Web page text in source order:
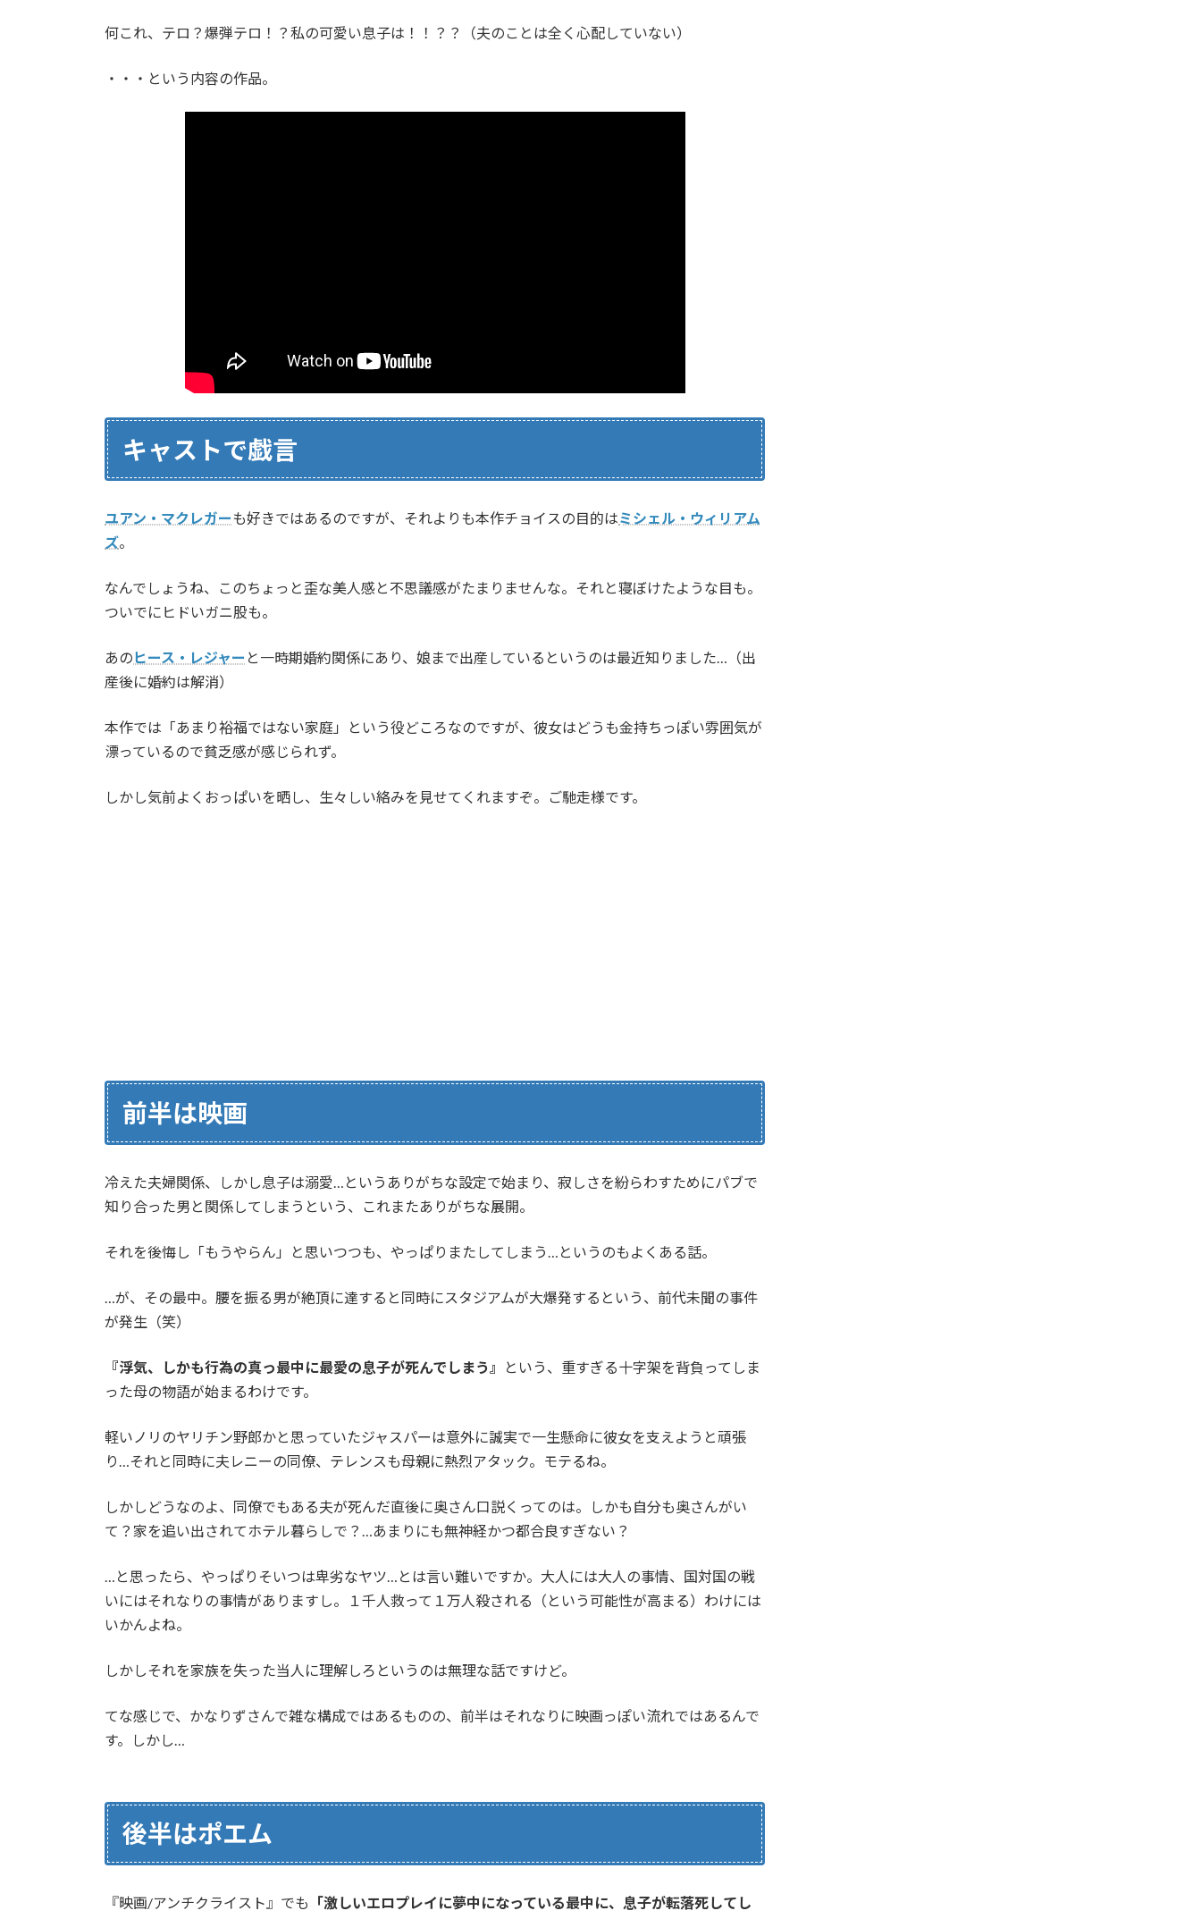
何これ、テロ？爆弾テロ！？私の可愛い息子は！！？？（夫のことは全く心配していない）
・・・という内容の作品。
キャストで戯言
ユアン・マクレガーも好きではあるのですが、それよりも本作チョイスの目的はミシェル・ウィリアム
ズ。
なんでしょうね、このちょっと歪な美人感と不思議感がたまりませんな。それと寝ぼけたような目も。
ついでにヒドいガニ股も。
あのヒース・レジャー と一時期婚約関係にあり、娘まで出産しているというのは最近知りました…（出
産後に婚約は解消）
本作では「あまり裕福ではない家庭」という役どころなのですが、彼女はどうも金持ちっぽい雰囲気が
漂っているので貧乏感が感じられず。
しかし気前よくおっぱいを晒し、生々しい絡みを見せてくれますぞ。ご馳走様です。
前半は映画
冷えた夫婦関係、しかし息子は溺愛…というありがちな設定で始まり、寂しさを紛らわすためにパブで
知り合った男と関係してしまうという、これまたありがちな展開。
それを後悔し「もうやらん」と思いつつも、やっぱりまたしてしまう…というのもよくある話。
…が、その最中。腰を振る男が絶頂に達すると同時にスタジアムが大爆発するという、前代未聞の事件
が発生（笑）
『浮気、しかも行為の真っ最中に最愛の息子が死んでしまう』
という、重すぎる十字架を背負ってしま
った母の物語が始まるわけです。
軽いノリのヤリチン野郎かと思っていたジャスパーは意外に誠実で一生懸命に彼女を支えようと頑張
り…それと同時に夫レニーの同僚、テレンスも母親に熱烈アタック。モテるね。
しかしどうなのよ、同僚でもある夫が死んだ直後に奥さん口説くってのは。しかも自分も奥さんがい
て？家を追い出されてホテル暮らしで？…あまりにも無神経かつ都合良すぎない？
…と思ったら、やっぱりそいつは卑劣なヤツ…とは言い難いですか。大人には大人の事情、国対国の戦
いにはそれなりの事情がありますし。１千人救って１万人殺される（という可能性が高まる）わけには
いかんよね。
しかしそれを家族を失った当人に理解しろというのは無理な話ですけど。
てな感じで、かなりずさんで雑な構成ではあるものの、前半はそれなりに映画っぽい流れではあるんで
す。しかし…
後半はポエム
『映画/アンチクライスト』でも
「激しいエロプレイに夢中になっている最中に、息子が転落死してし